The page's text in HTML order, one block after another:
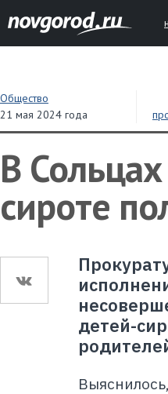
Общество
21 мая 2024 года
В
сироте
детей-